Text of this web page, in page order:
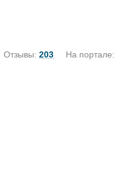
Отзывы: 203 На портале: